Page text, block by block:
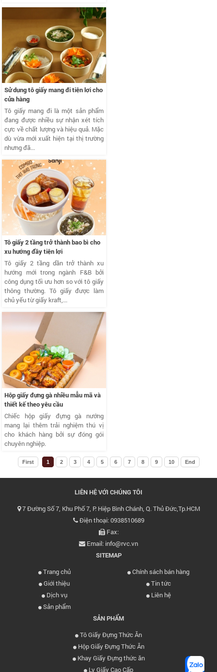
Sử dụng tô giấy mang đi tiện lợi cho
cửa hàng
Tô giấy mang đi là một sản phẩm
đang được nhiều sự nhận xét tích
cực về chất lượng và hiệu quả. Mặc
dù vừa mới xuất hiện tại thị trường
nhưng đã...
Tô giấy 2 tầng trở thành bao bì cho
xu hướng đầy tiện lợi
Tô giấy 2 tầng dần trở thành xu
hướng mới trong ngành F&B bởi
công dụng tối ưu hơn so với tô giấy
thông thường. Tô giấy được làm
chủ yếu từ giấy kraft,...
Hộp giấy đựng gà nhiều mẫu mã và
thiết kế theo yêu cầu
Chiếc hộp giấy đựng gà nướng
mang lại thêm trải nghiệm thú vị
cho khách hàng bởi sự đóng gói
chuyên nghiệp.
First 1 2 3 4 5 6 7 8 9 10 End
LIÊN HỆ VỚI CHÚNG TÔI
7 Đường Số 7, Khu Phố 7, P. Hiệp Bình Chánh, Q. Thủ Đức,Tp.HCM
Điện thoại: 0938510689
Fax:
Email: info@rvc.vn
SITEMAP
Trang chủ
Chính sách bán hàng
Giới thiệu
Tin tức
Dịch vụ
Liên hệ
Sản phẩm
SẢN PHẨM
Tô Giấy Đựng Thức Ăn
Hộp Giấy Đựng Thức Ăn
Khay Giấy Đựng thức ăn
Ly Giấy Cao Cấp